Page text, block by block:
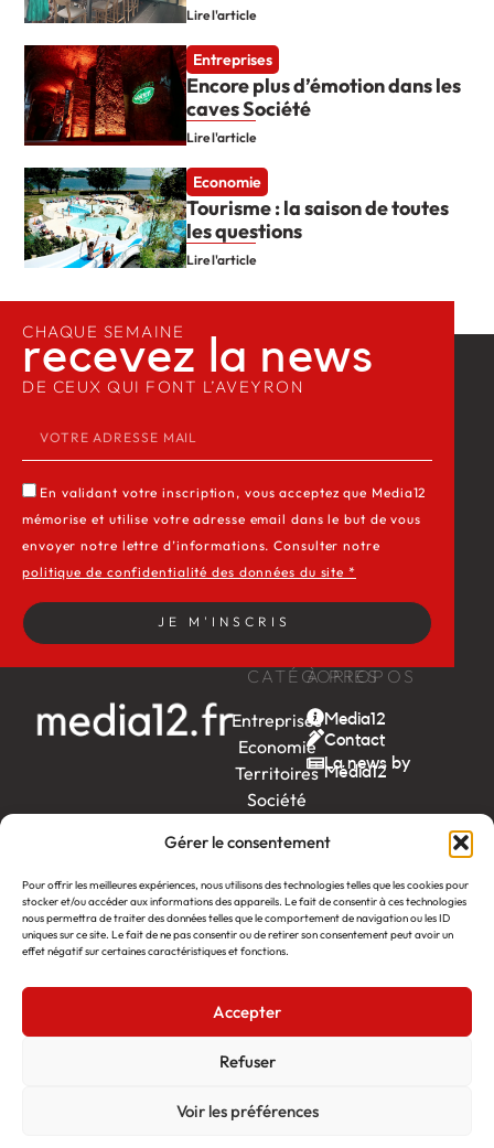
Gérer le consentement
Pour offrir les meilleures expériences, nous utilisons des technologies telles que les cookies pour
stocker et/ou accéder aux informations des appareils. Le fait de consentir à ces technologies
nous permettra de traiter des données telles que le comportement de navigation ou les ID
uniques sur ce site. Le fait de ne pas consentir ou de retirer son consentement peut avoir un
effet négatif sur certaines caractéristiques et fonctions.
Accepter
Refuser
Voir les préférences
Lire l'article
Entreprises
Encore plus d’émotion dans les
caves Société
Lire l'article
Economie
Tourisme : la saison de toutes
les questions
Lire l'article
CATÉGORIES
Entreprises
Economie
Territoires
Société
end
Ambition
by EDF
itw
by
Léa
À PROPOS
Media12
Contact
La news by
Média12
CHAQUE SEMAINE
recevez la news​
DE CEUX QUI FONT L’AVEYRON
En validant votre inscription, vous acceptez que Media12
mémorise et utilise votre adresse email dans le but de vous
envoyer notre lettre d’informations. Consulter notre
politique de confidentialité des données du site *
JE M'INSCRIS